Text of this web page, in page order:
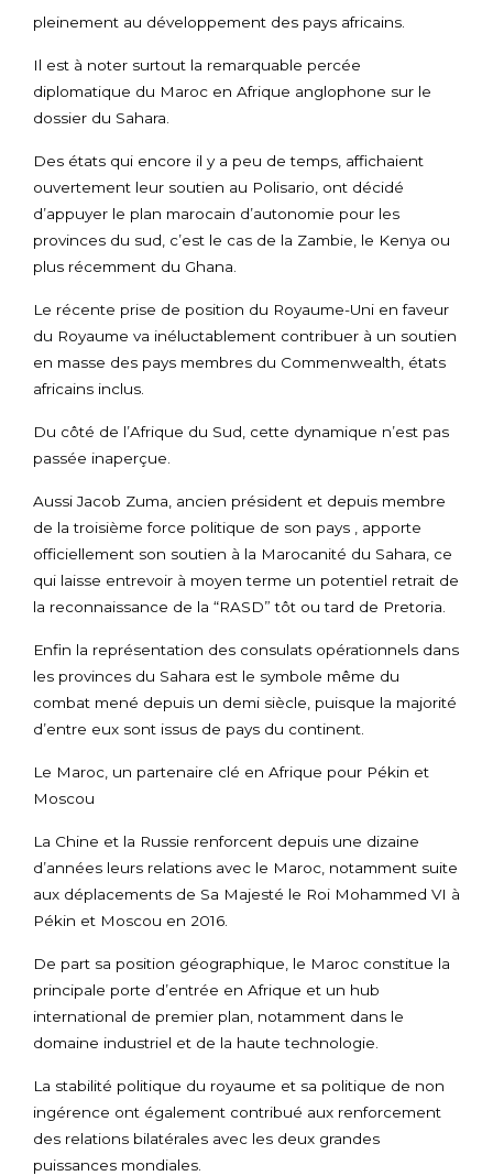
pleinement au développement des pays africains.
Il est à noter surtout la remarquable percée
diplomatique du Maroc en Afrique anglophone sur le
dossier du Sahara.
Des états qui encore il y a peu de temps, affichaient
ouvertement leur soutien au Polisario, ont décidé
d’appuyer le plan marocain d’autonomie pour les
provinces du sud, c’est le cas de la Zambie, le Kenya ou
plus récemment du Ghana.
Le récente prise de position du Royaume-Uni en faveur
du Royaume va inéluctablement contribuer à un soutien
en masse des pays membres du Commenwealth, états
africains inclus.
Du côté de l’Afrique du Sud, cette dynamique n’est pas
passée inaperçue.
Aussi Jacob Zuma, ancien président et depuis membre
de la troisième force politique de son pays , apporte
officiellement son soutien à la Marocanité du Sahara, ce
qui laisse entrevoir à moyen terme un potentiel retrait de
la reconnaissance de la “RASD” tôt ou tard de Pretoria.
Enfin la représentation des consulats opérationnels dans
les provinces du Sahara est le symbole même du
combat mené depuis un demi siècle, puisque la majorité
d’entre eux sont issus de pays du continent.
Le Maroc, un partenaire clé en Afrique pour Pékin et
Moscou
La Chine et la Russie renforcent depuis une dizaine
d’années leurs relations avec le Maroc, notamment suite
aux déplacements de Sa Majesté le Roi Mohammed VI à
Pékin et Moscou en 2016.
De part sa position géographique, le Maroc constitue la
principale porte d’entrée en Afrique et un hub
international de premier plan, notamment dans le
domaine industriel et de la haute technologie.
La stabilité politique du royaume et sa politique de non
ingérence ont également contribué aux renforcement
des relations bilatérales avec les deux grandes
puissances mondiales.